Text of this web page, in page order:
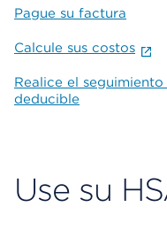
Pague su factura
Calcule sus costos
Realice el seguimiento
deducible
Use su